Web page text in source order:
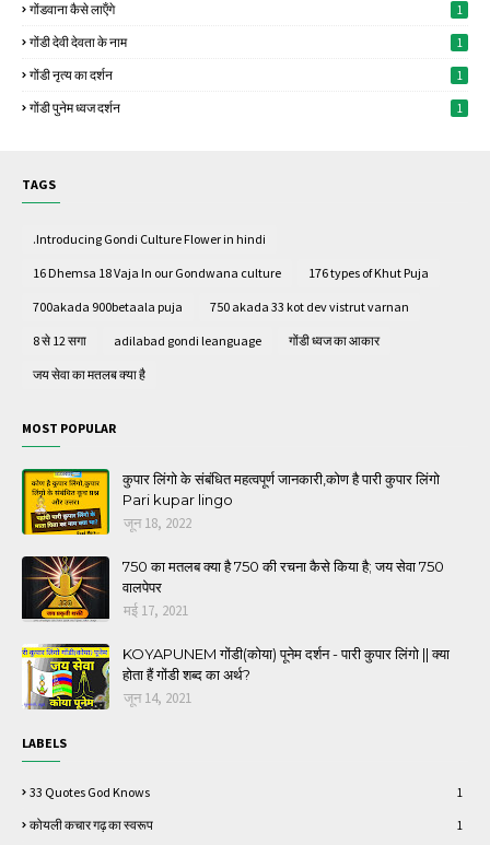
गोंडवाना कैसे लाऍंगे 1
गोंडी देवी देवता के नाम 1
गोंडी नृत्य का दर्शन 1
गोंडी पुनेम ध्वज दर्शन 1
TAGS
.Introducing Gondi Culture Flower in hindi
16 Dhemsa 18 Vaja In our Gondwana culture 176 types of Khut Puja
700akada 900betaala puja 750 akada 33 kot dev vistrut varnan
8 से 12 सगा adilabad gondi leanguage गोंडी ध्वज का आकार
जय सेवा का मतलब क्या है
MOST POPULAR
कुपार लिंगो के संबंधित महत्वपूर्ण जानकारी,कोण है पारी कुपार लिंगो
Pari kupar lingo
जून 18, 2022
750 का मतलब क्या है 750 की रचना कैसे किया है; जय सेवा 750
वालपेपर
मई 17, 2021
KOYAPUNEM गोंडी(कोया) पूनेम दर्शन - पारी कुपार लिंगो || क्या
होता हैं गोंडी शब्द का अर्थ?
जून 14, 2021
LABELS
33 Quotes God Knows 1
कोयली कचार गढ़ का स्वरूप 1